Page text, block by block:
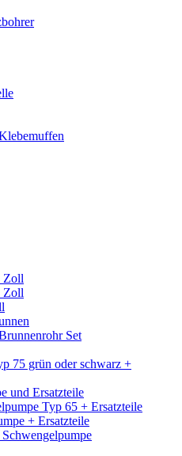
Zoll
Zoll
Set
75 grün oder schwarz +
und Ersatzteile
Typ 65 + Ersatzteile
+ Ersatzteile